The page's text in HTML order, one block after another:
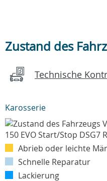
Zustand des
Technische
Karosserie
Abrieb oder leichte
Schnelle Reparatur
Lackierung